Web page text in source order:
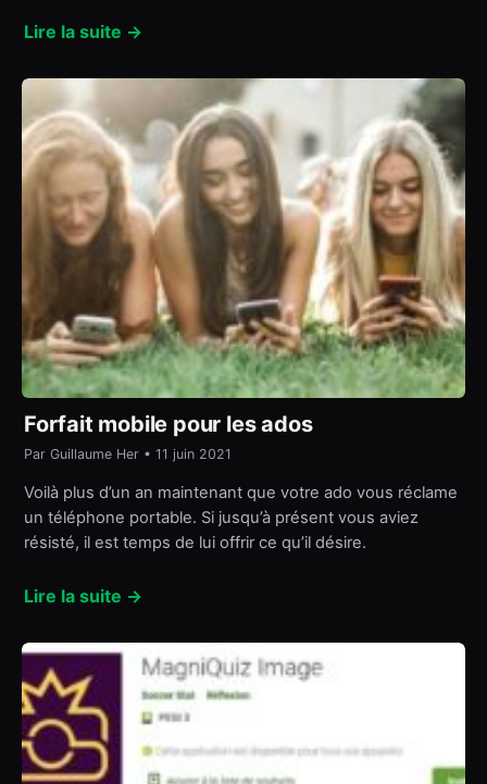
Lire la suite →
Forfait mobile pour les ados
Par Guillaume Her • 11 juin 2021
Voilà plus d’un an maintenant que votre ado vous réclame
un téléphone portable. Si jusqu’à présent vous aviez
résisté, il est temps de lui offrir ce qu’il désire.
Lire la suite →